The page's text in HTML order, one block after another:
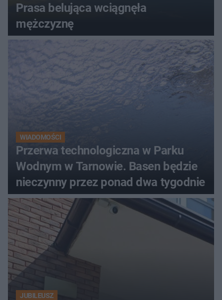
Prasa belująca wciągnęła
mężczyznę
WIADOMOŚCI
Przerwa technologiczna w Parku
Wodnym w Tarnowie. Basen będzie
nieczynny przez ponad dwa tygodnie
JUBILEUSZ